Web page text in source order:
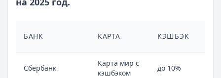
БАНК КАРТА КЭШБЭК
Сбербанк
Карта мир с
кэшбэком
до 10%